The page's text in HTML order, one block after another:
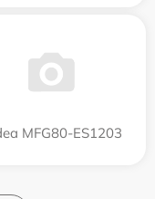
MFG80-ES1203